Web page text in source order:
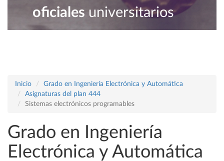
oficiales universitarios
Inicio
Grado en Ingeniería Electrónica y Automática
Asignaturas del plan 444
Sistemas electrónicos programables
Grado en Ingeniería
Electrónica y Automática